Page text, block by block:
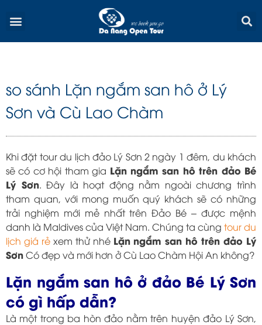
Menu
so sánh Lặn ngắm san hô ở Lý
Sơn và Cù Lao Chàm
Khi đặt tour du lịch đảo Lý Sơn 2 ngày 1 đêm, du khách
sẽ có cơ hội tham gia Lặn ngắm san hô trên đảo Bé
Lý Sơn. Đây là hoạt động nằm ngoài chương trình
tham quan, với mong muốn quý khách sẽ có những
trải nghiệm mới mẻ nhất trên Đảo Bé – được mệnh
danh là Maldives của Việt Nam. Chúng ta cùng tour du
lịch giá rẻxem thử nhé Lặn ngắm san hô trên đảo Lý
SơnCó đẹp và mới hơn ở Cù Lao Chàm Hội An không?
Lặn ngắm san hô ở đảo Bé Lý Sơn
có gì hấp dẫn?
Là một trong ba hòn đảo nằm trên huyện đảo Lý Sơn,